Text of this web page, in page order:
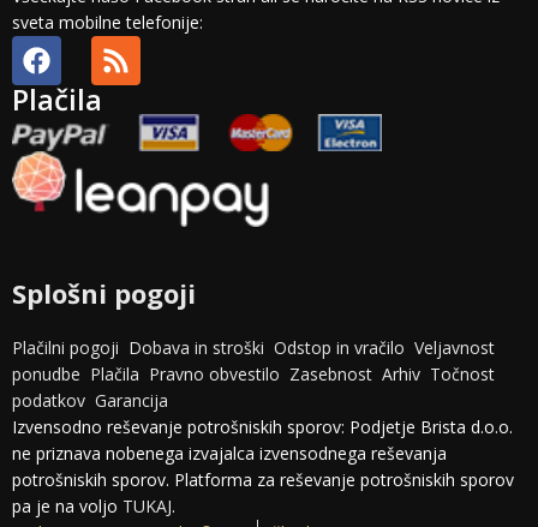
sveta mobilne telefonije:
Plačila
Splošni pogoji
Plačilni pogoji Dobava in stroški Odstop in vračilo Veljavnost
ponudbe Plačila Pravno obvestilo Zasebnost Arhiv Točnost
podatkov Garancija
Izvensodno reševanje potrošniskih sporov: Podjetje Brista d.o.o.
ne priznava nobenega izvajalca izvensodnega reševanja
potrošniskih sporov. Platforma za reševanje potrošniskih sporov
pa je na voljo TUKAJ.